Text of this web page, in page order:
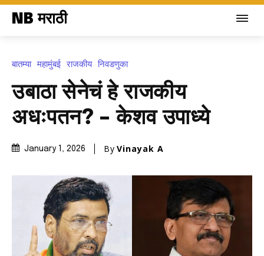
NB मराठी
बातम्या महामुंबई राजकीय निवडणुका
उबाठा सेनेचं हे राजकीय
अधःपतन? – केशव उपाध्ये
January 1, 2026 By Vinayak A